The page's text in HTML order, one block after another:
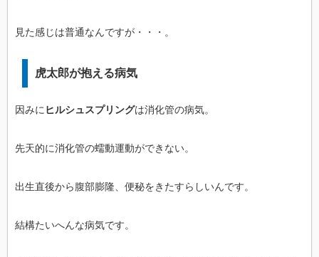
見た感じは普通なんですが・・・。
虎太郎が抱える病気
因みにヒルシュスプリングは消化管の病気。
先天的に消化管の蠕動運動ができない。
出生直後から腹部膨隆、便秘をきたすらしいんです。
結構たいへんな病気です。